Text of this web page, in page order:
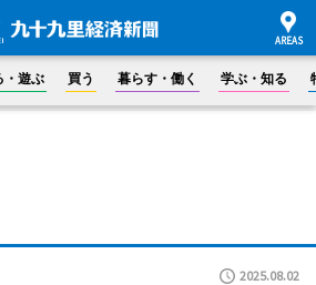
・遊ぶ 買う 暮らす・働く 学ぶ・知る
2025.08.02